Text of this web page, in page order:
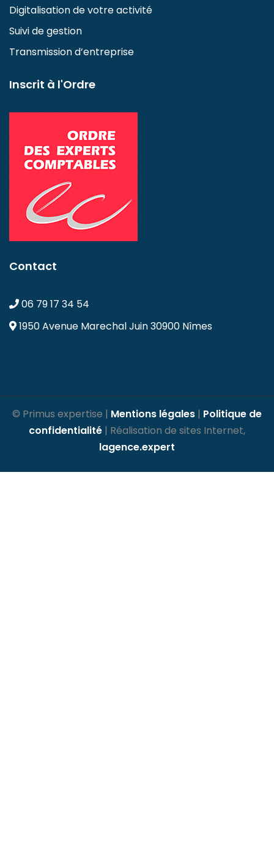
Digitalisation de votre activité
Suivi de gestion
Transmission d’entreprise
Inscrit à l'Ordre
Contact
06 79 17 34 54
1950 Avenue Marechal Juin30900 Nîmes
© Primus expertise | Mentions légales | Politique de
confidentialité | Réalisation de sites Internet,
lagence.expert